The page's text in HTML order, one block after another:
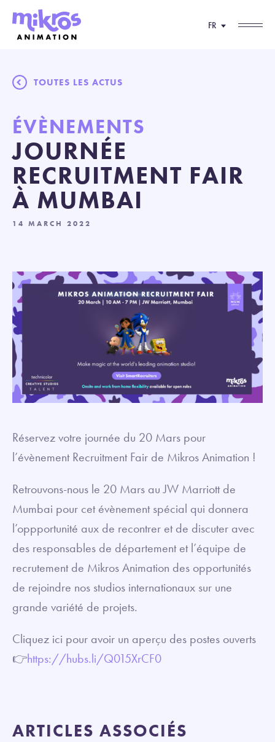
FR
TOUTES LES ACTUS
ÉVÈNEMENTS
JOURNÉE
RECRUITMENT FAIR
À MUMBAI
14 MARCH 2022
Réservez votre journée du 20 Mars pour
l’évènement Recruitment Fair de Mikros Animation !
Retrouvons-nous le 20 Mars au JW Marriott de
Mumbai pour cet évènement spécial qui donnera
l’oppportunité aux de recontrer et de discuter avec
des responsables de département et l’équipe de
recrutement de Mikros Animation des opportunités
de rejoindre nos studios internationaux sur une
grande variété de projets.
Cliquez ici pour avoir un aperçu des postes ouverts
👉https://hubs.li/Q015XrCF0
ARTICLES ASSOCIÉS